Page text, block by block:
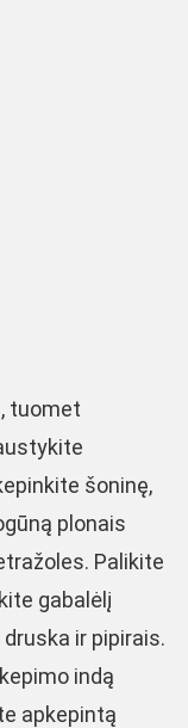
tuomet
šoninę,
plonais
Palikite
gabalėlį
ir pipirais.
indą
apkepintą